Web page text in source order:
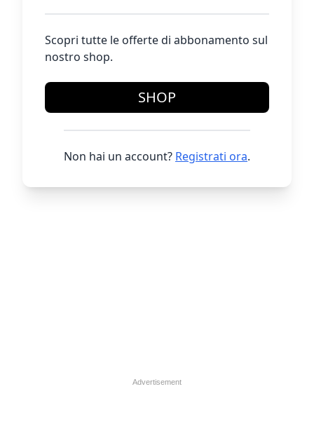
Scopri tutte le offerte di abbonamento sul
nostro shop.
SHOP
Non hai un account? Registrati ora.